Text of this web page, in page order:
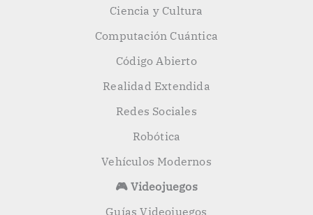
Ciencia y Cultura
Computación Cuántica
Código Abierto
Realidad Extendida
Redes Sociales
Robótica
Vehículos Modernos
🎮 Videojuegos
Guías Videojuegos